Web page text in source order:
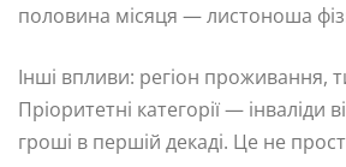
половина місяця — листоноша
Інші впливи: регіон проживання,
Пріоритетні категорії —
гроші в першій декаді. Це не